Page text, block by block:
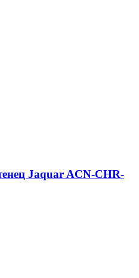
Jaquar ACN-CHR-